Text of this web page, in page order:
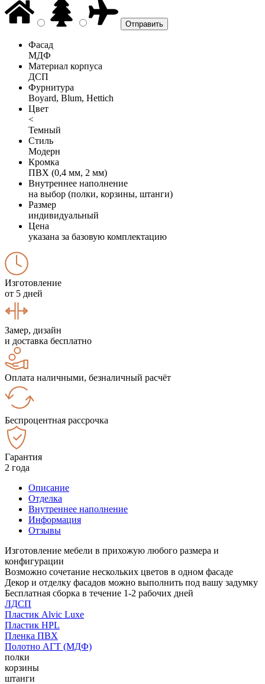
Фасад
МДФ
Материал корпуса
ДСП
Фурнитура
Boyard, Blum, Hettich
Цвет
<
Темный
Стиль
Модерн
Кромка
ПВХ (0,4 мм, 2 мм)
Внутреннее наполнение
на выбор (полки, корзины, штанги)
Размер
индивидуальный
Цена
указана за базовую комплектацию
Изготовление
от 5 дней
Замер, дизайн
и доставка бесплатно
Оплата наличными, безналичный расчёт
Беспроцентная рассрочка
Гарантия
2 года
Описание
Отделка
Внутреннее наполнение
Информация
Отзывы
Изготовление мебели в прихожую любого размера и
конфигурации
Возможно сочетание нескольких цветов в одном фасаде
Декор и отделку фасадов можно выполнить под вашу задумку
Бесплатная сборка в течение 1-2 рабочих дней
ЛДСП
Пластик Alvic Luxe
Пластик HPL
Пленка ПВХ
Полотно АГТ (МДФ)
полки
корзины
штанги